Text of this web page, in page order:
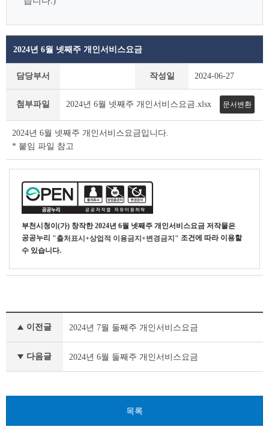
스
요
금
2024년 6월 넷째주 개인서비스요금
담당부서 작성일 2024-06-27
첨부파일 2024년 6월 넷째주 개인서비스요금.xlsx 문서변환
2024년 6월 넷째주 개인서비스요금입니다.
* 붙임 파일 참고
부천시청이(가) 창작한2024년 6월 넷째주 개인서비스요금 저작물은
공공누리 "출처표시+상업적 이용금지+변경금지" 조건에 따라 이용할
수 있습니다.
서
글
이전글 2024년 7월 둘째주 개인서비스요금
다음글 2024년 6월 둘째주 개인서비스요금
목록